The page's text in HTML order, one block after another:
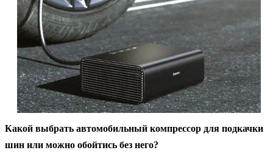
Какой выбрать автомобильный компрессор для подкачки
шин или можно обойтись без него?